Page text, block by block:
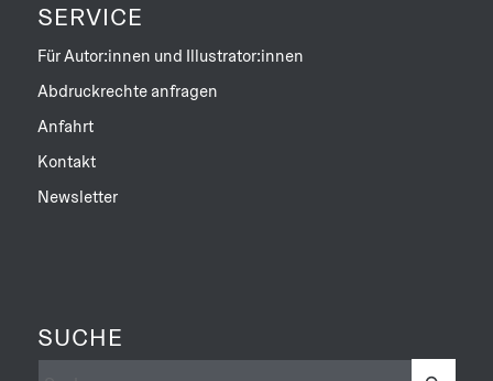
SERVICE
Für Autor:innen und Illustrator:innen
Abdruckrechte anfragen
Anfahrt
Kontakt
Newsletter
SUCHE